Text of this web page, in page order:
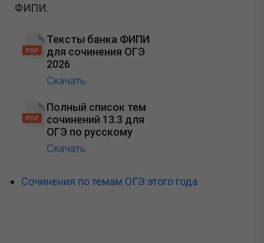
ФИПИ.
Тексты банка ФИПИ
для сочинения ОГЭ
2026
Скачать
Полный список тем
сочинений 13.3 для
ОГЭ по русскому
Скачать
Сочинения по темам ОГЭ этого года